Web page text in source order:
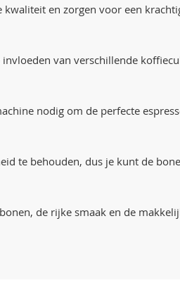
en zorgen voor een
van verschillende
nodig om de perfecte
te behouden, dus je kunt de
bonen, de rijke smaak en de